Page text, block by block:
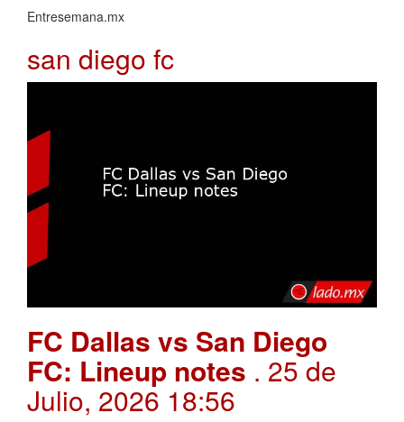
Entresemana.mx
san diego fc
FC Dallas vs San Diego
FC: Lineup notes . 25 de
Julio, 2026 18:56